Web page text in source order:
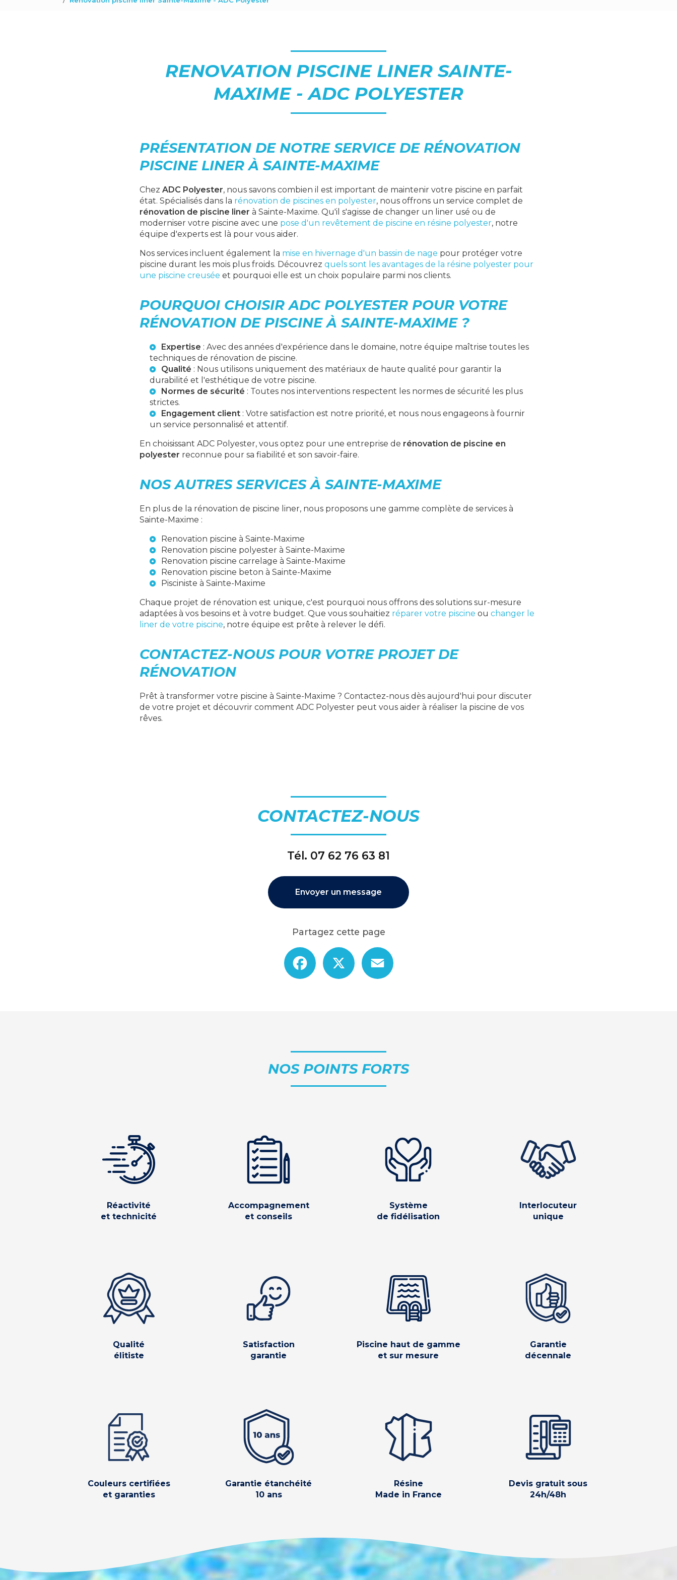
RENOVATION PISCINE LINER SAINTE-
MAXIME - ADC POLYESTER
PRÉSENTATION DE NOTRE SERVICE DE RÉNOVATION
PISCINE LINER À SAINTE-MAXIME
Chez ADC Polyester, nous savons combien il est important de maintenir votre piscine en parfait
état. Spécialisés dans la rénovation de piscines en polyester, nous offrons un service complet de
rénovation de piscine liner à Sainte-Maxime. Qu'il s'agisse de changer un liner usé ou de
moderniser votre piscine avec une pose d'un revêtement de piscine en résine polyester, notre
équipe d'experts est là pour vous aider.
Nos services incluent également la mise en hivernage d'un bassin de nage pour protéger votre
piscine durant les mois plus froids. Découvrez quels sont les avantages de la résine polyester pour
une piscine creusée et pourquoi elle est un choix populaire parmi nos clients.
POURQUOI CHOISIR ADC POLYESTER POUR VOTRE
RÉNOVATION DE PISCINE À SAINTE-MAXIME ?
Expertise : Avec des années d'expérience dans le domaine, notre équipe maîtrise toutes les
techniques de rénovation de piscine.
Qualité : Nous utilisons uniquement des matériaux de haute qualité pour garantir la
durabilité et l'esthétique de votre piscine.
Normes de sécurité : Toutes nos interventions respectent les normes de sécurité les plus
strictes.
Engagement client : Votre satisfaction est notre priorité, et nous nous engageons à fournir
un service personnalisé et attentif.
En choisissant ADC Polyester, vous optez pour une entreprise de rénovation de piscine en
polyester reconnue pour sa fiabilité et son savoir-faire.
NOS AUTRES SERVICES À SAINTE-MAXIME
En plus de la rénovation de piscine liner, nous proposons une gamme complète de services à
Sainte-Maxime :
Renovation piscine à Sainte-Maxime
Renovation piscine polyester à Sainte-Maxime
Renovation piscine carrelage à Sainte-Maxime
Renovation piscine beton à Sainte-Maxime
Pisciniste à Sainte-Maxime
Chaque projet de rénovation est unique, c'est pourquoi nous offrons des solutions sur-mesure
adaptées à vos besoins et à votre budget. Que vous souhaitiez réparer votre piscine ou changer le
liner de votre piscine, notre équipe est prête à relever le défi.
CONTACTEZ-NOUS POUR VOTRE PROJET DE
RÉNOVATION
Prêt à transformer votre piscine à Sainte-Maxime ? Contactez-nous dès aujourd'hui pour discuter
de votre projet et découvrir comment ADC Polyester peut vous aider à réaliser la piscine de vos
rêves.
CONTACTEZ-NOUS
Tél. 07 62 76 63 81
Envoyer un message
Partagez cette page
Facebook
NOS POINTS FORTS
Réactivité
et technicité
Accompagnement
et conseils
Système
de fidélisation
Interlocuteur
unique
Qualité
élitiste
Satisfaction
garantie
Piscine haut de gamme
et sur mesure
Garantie
décennale
Couleurs certifiées
et garanties
Garantie étanchéité
10 ans
Résine
Made in France
Devis gratuit sous
24h/48h